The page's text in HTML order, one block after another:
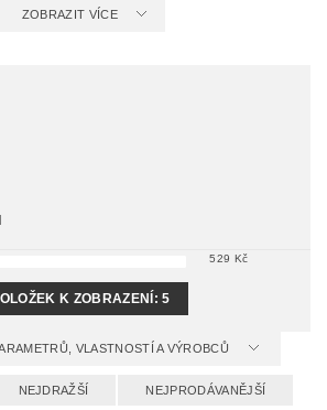
ZOBRAZIT VÍCE
529 Kč
K ZOBRAZENÍ:5
VLASTNOSTÍ A VÝROBCŮ
NEJDRAŽŠÍ NEJPRODÁVANĚJŠÍ